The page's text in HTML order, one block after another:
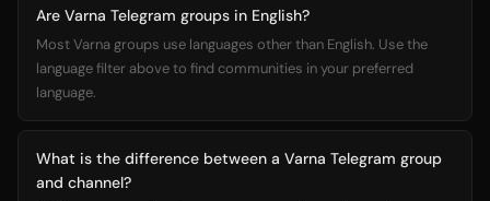
Are Varna Telegram groups in English?
Most Varna groups use languages other than English. Use the
language filter above to find communities in your preferred
language.
What is the difference between a Varna Telegram group
and channel?